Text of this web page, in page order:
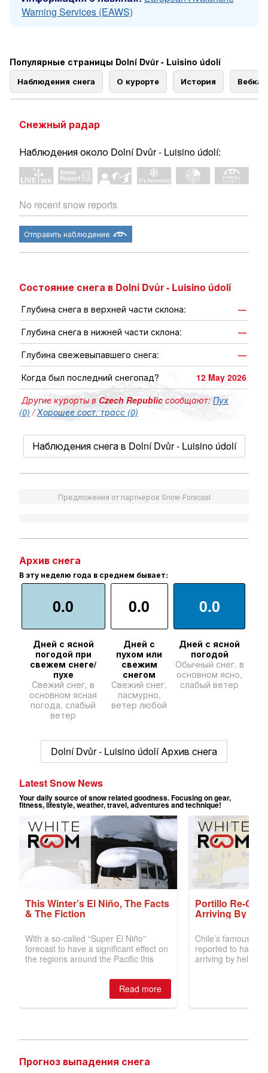
Warning Services (EAWS)
Популярные страницы Dolní Dvůr - Luisino údolí
Наблюдения снега О курорте История
Снежный радар
Наблюдения около Dolní Dvůr - Luisino údolí:
No recent snow reports
Отправить наблюдение
Состояние снега в Dolní Dvůr - Luisino údolí
Глубина снега в верхней части склона:
—
Глубина снега в нижней части склона:
—
Глубина свежевыпавшего снега:
—
Когда был последний снегопад?
12 May 2026
Другие курорты вCzech Republic сообщают: Пух
(0) /Хорошее сост. трасс (0)
Наблюдения снега в Dolní Dvůr - Luisino údolí
Предложения от партнеров Snow-Forecast
Архив снега
В эту неделю года в среднем бывает:
0.0
Дней с ясной
погодой при
свежем снеге/
пухе
Свежий снег, в
основном ясная
погода, слабый
ветер
0.0
Дней с
пухом или
свежим
снегом
Свежий снег,
пасмурно,
ветер любой
0.0
Дней с ясной
погодой
Обычный снег, в
основном ясно,
слабый ветер
Dolní Dvůr - Luisino údolí Архив снега
Прогноз выпадения снега